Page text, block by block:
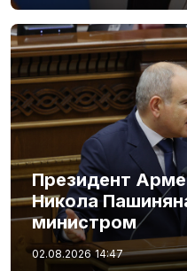
Президент
Никола
министром
02.08.2026 14:47